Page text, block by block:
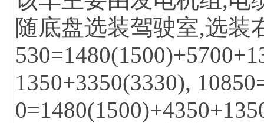
随底盘选装驾驶室,选装
1350+3350(3330),